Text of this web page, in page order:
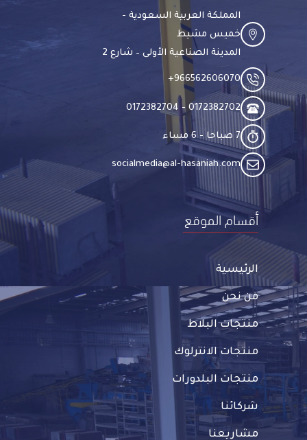
المملكة العربية السعودية -
خميس مشيط
المدينة الصناعية الأولى – شارع 2
966562606070​+
0172382702 - 0172382704​
7 صباحا - 6 مساء​
socialmedia@al-hasaniah.com​
أقسام الموقع
الرئيسية
من نحن
منتجات البلاط
منتجات الانترلوك
منتجات البلدورات
شركائنا
مشاريعنا